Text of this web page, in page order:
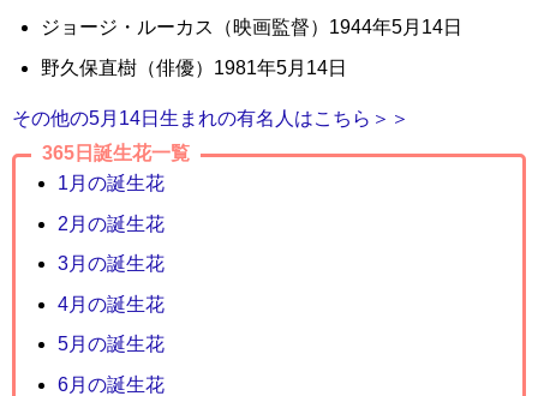
ジョージ・ルーカス（映画監督）1944年5月14日
野久保直樹（俳優）1981年5月14日
その他の5月14日生まれの有名人はこちら＞＞
365日誕生花一覧
1月の誕生花
2月の誕生花
3月の誕生花
4月の誕生花
5月の誕生花
6月の誕生花